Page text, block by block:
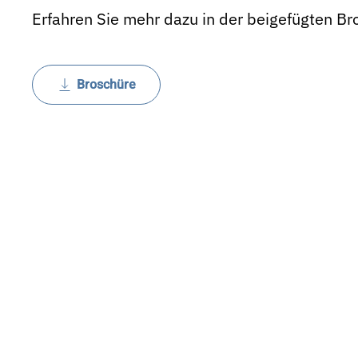
Erfahren Sie mehr dazu in der beigefügten
Broschüre